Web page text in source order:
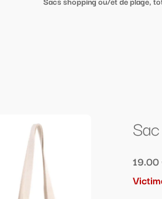
Notez que les textes des sacs
Sac "Madame
19.00 €
Victime de son succès !